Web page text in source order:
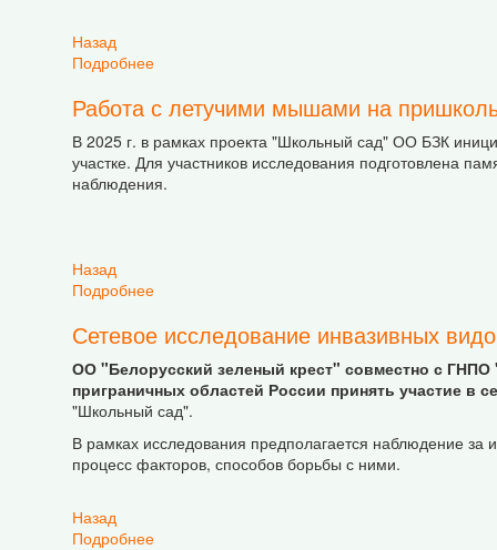
Назад
Подробнее
Работа с летучими мышами на
В 2025 г. в рамках проекта "Школьный сад" ОО БЗК
участке. Для участников исследования подготовлена
наблюдения.
Назад
Подробнее
Сетевое исследование инвазивных
ОО "Белорусский зеленый крест" совместно с
приграничных областей России принять участие
"Школьный сад".
В рамках исследования предполагается наблюдение
процесс факторов, способов борьбы с ними.
Назад
Подробнее